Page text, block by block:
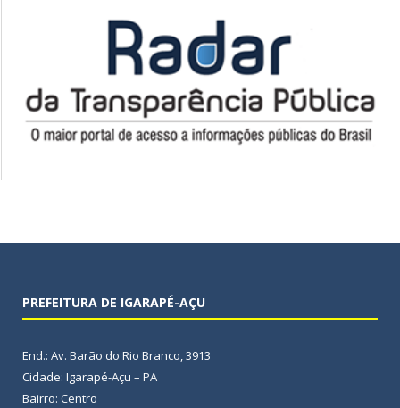
PREFEITURA DE IGARAPÉ-AÇU
End.: Av. Barão do Rio Branco, 3913
Cidade: Igarapé-Açu – PA
Bairro: Centro